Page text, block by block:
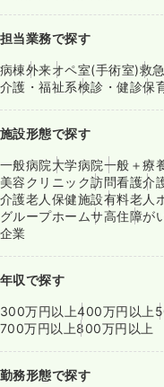
担当業務で探す
病棟外来オペ室(手術室)救
介護・福祉系検診・健診保
施設形態で探す
一般病院大学病院一般＋療
美容クリニック訪問看護介
介護老人保健施設有料老人
グループホームサ高住障が
企業
年収で探す
300万円以上400万円以上
700万円以上800万円以上
勤務形態で探す